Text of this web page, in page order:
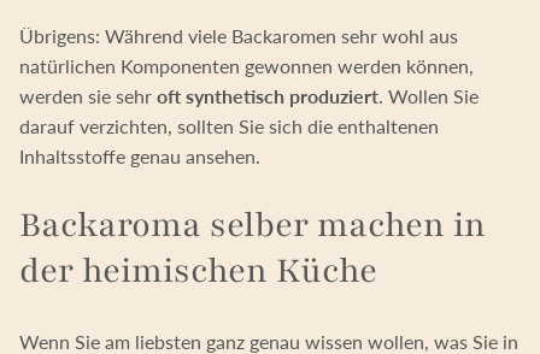
Übrigens: Während viele Backaromen sehr wohl aus
natürlichen Komponenten gewonnen werden können,
werden sie sehr oft synthetisch produziert . Wollen Sie
darauf verzichten, sollten Sie sich die enthaltenen
Inhaltsstoffe genau ansehen.
Backaroma selber machen in
der heimischen Küche
Wenn Sie am liebsten ganz genau wissen wollen, was Sie in